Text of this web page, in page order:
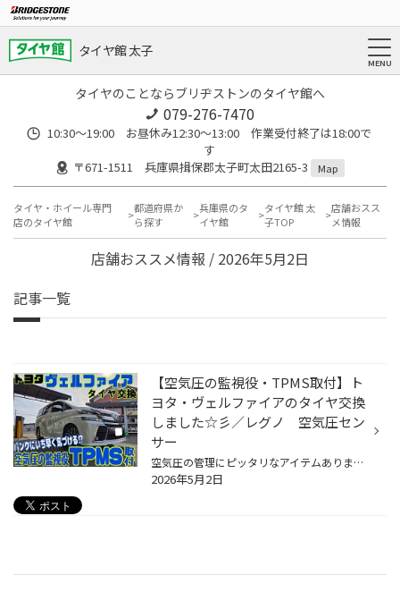
タイヤ館 太子
タイヤのことならブリヂストンのタイヤ館へ
079-276-7470
10:30～19:00 お昼休み12:30～13:00 作業受付終了は18:00で
す
〒671-1511 兵庫県揖保郡太子町太田2165-3
Map
タイヤ・ホイール専門
店のタイヤ館
都道府県か
ら探す
兵庫県のタ
イヤ館
タイヤ館 太
子TOP
店舗おスス
メ情報
店舗おススメ情報 / 2026年5月2日
記事一覧
【空気圧の監視役・TPMS取付】ト
ヨタ・ヴェルファイアのタイヤ交換
しました☆彡／レグノ 空気圧セン
サー
空気圧の管理にピッタリなアイテムあります！！ いつもタイヤ館のホームページをご覧頂き誠にありがとうございます！ 今回は近畿圏内直営店舗タイヤ館にて承りました作業事例をご紹介させて頂きます。 店舗WEBへの掲載をご承諾頂きましたお客様、誠にありがとうございます！ ＊＊＊＊＊＊＊＊＊＊＊...
2026年5月2日